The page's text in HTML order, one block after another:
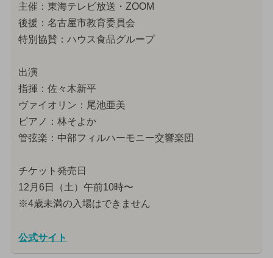
主催：東海テレビ放送・ZOOM
後援：名古屋市教育委員会
特別協賛：ハウス食品グループ
出演
指揮：佐々木新平
ヴァイオリン：尾池亜美
ピアノ：林そよか
管弦楽：中部フィルハーモニー交響楽団
チケット発売日
12月6日（土）午前10時〜
※4歳未満の入場はできません
公式サイト